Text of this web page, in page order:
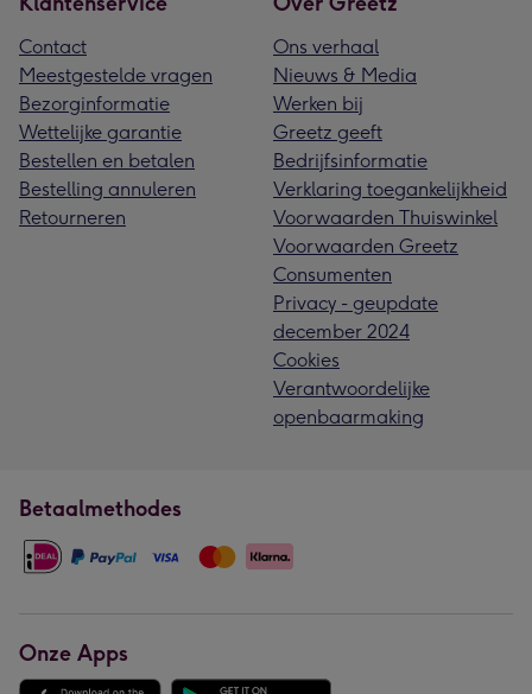
Contact
Meestgestelde vragen
Bezorginformatie
Wettelijke garantie
Bestellen en betalen
Bestelling annuleren
Retourneren
Ons verhaal
Nieuws & Media
Werken bij
Greetz geeft
Bedrijfsinformatie
Verklaring toegankelijkheid
Voorwaarden Thuiswinkel
Voorwaarden Greetz
Consumenten
Privacy - geupdate
december 2024
Cookies
Verantwoordelijke
openbaarmaking
Betaalmethodes
Onze Apps